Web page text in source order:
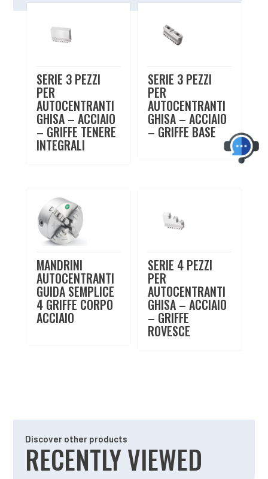
SERIE 3 PEZZI
PER
AUTOCENTRANTI
GHISA – ACCIAIO
– GRIFFE TENERE
INTEGRALI
SERIE 3 PEZZI
PER
AUTOCENTRANTI
GHISA – ACCIAIO
– GRIFFE BASE
MANDRINI
AUTOCENTRANTI
GUIDA SEMPLICE
4 GRIFFE CORPO
ACCIAIO
SERIE 4 PEZZI
PER
AUTOCENTRANTI
GHISA – ACCIAIO
– GRIFFE
ROVESCE
Discover other products
RECENTLY VIEWED